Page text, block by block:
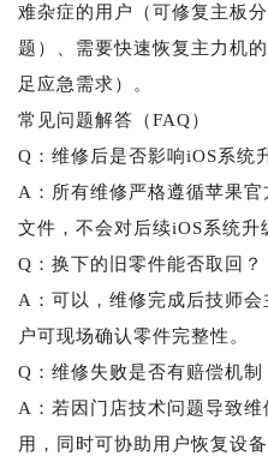
难杂症的用户（可修复主板
题）、需要快速恢复主力机
足应急需求）。
常见问题解答（FAQ）
Q：维修后是否影响iOS系统
A：所有维修严格遵循苹果
文件，不会对后续iOS系统升
Q：换下的旧零件能否取回？
A：可以，维修完成后技师
户可现场确认零件完整性。
Q：维修失败是否有赔偿机制
A：若因门店技术问题导致
用，同时可协助用户恢复设